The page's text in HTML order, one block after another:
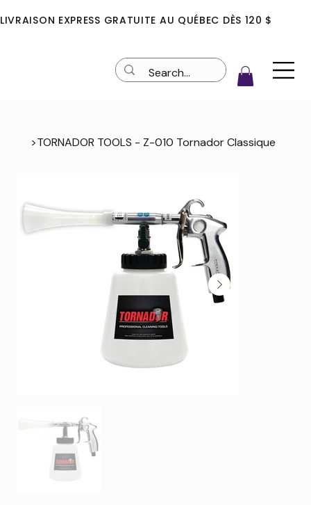
LIVRAISON EXPRESS GRATUITE AU QUÉBEC DÈS 120 $
>TORNADOR TOOLS - Z-010 Tornador Classique